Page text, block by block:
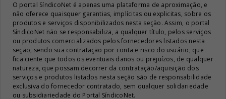
O portal SíndicoNet é apenas uma plataforma de aproximação, e
não oferece quaisquer garantias, implícitas ou explicitas, sobre os
produtos e serviços disponibilizados nesta seção. Assim, o portal
SíndicoNet não se responsabiliza, a qualquer título, pelos serviços
ou produtos comercializados pelos fornecedores listados nesta
seção, sendo sua contratação por conta e risco do usuário, que
fica ciente que todos os eventuais danos ou prejuízos, de qualquer
natureza, que possam decorrer da contratação/aquisição dos
serviços e produtos listados nesta seção são de responsabilidade
exclusiva do fornecedor contratado, sem qualquer solidariedade
ou subsidiariedade do Portal SíndicoNet.